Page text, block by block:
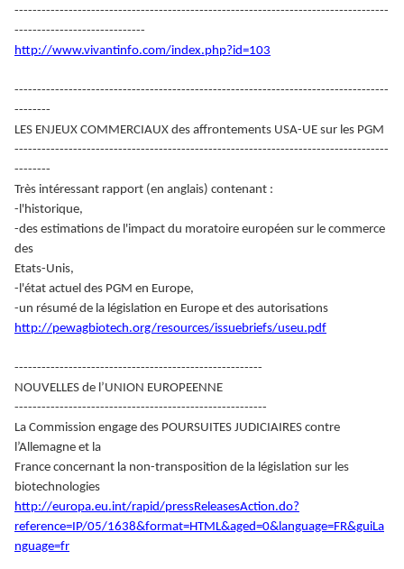
-----------------------------------------------------------------------------------
-----------------------------
http://www.vivantinfo.com/index.php?id=103
-----------------------------------------------------------------------------------
--------
LES ENJEUX COMMERCIAUX des affrontements USA-UE sur les PGM
-----------------------------------------------------------------------------------
--------
Très intéressant rapport (en anglais) contenant :
-l'historique,
-des estimations de l'impact du moratoire européen sur le commerce
des
Etats-Unis,
-l'état actuel des PGM en Europe,
-un résumé de la législation en Europe et des autorisations
http://pewagbiotech.org/resources/issuebriefs/useu.pdf
-------------------------------------------------------
NOUVELLES de l’UNION EUROPEENNE
--------------------------------------------------------
La Commission engage des POURSUITES JUDICIAIRES contre
l’Allemagne et la
France concernant la non-transposition de la législation sur les
biotechnologies
http://europa.eu.int/rapid/pressReleasesAction.do?
reference=IP/05/1638&format=HTML&aged=0&language=FR&guiLa
nguage=fr